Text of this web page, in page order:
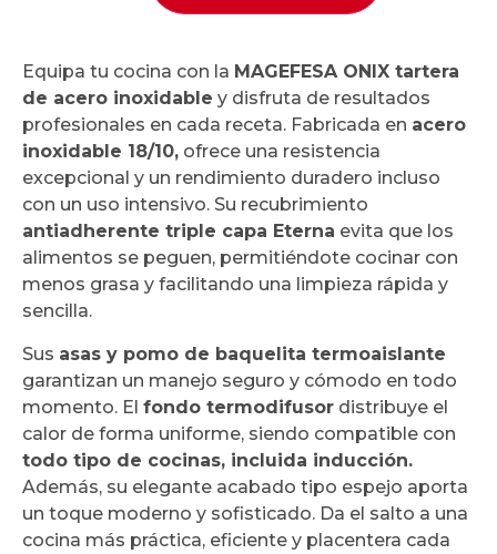
Equipa tu cocina con la MAGEFESA ONIX tartera
de acero inoxidable y disfruta de resultados
profesionales en cada receta. Fabricada en acero
inoxidable 18/10, ofrece una resistencia
excepcional y un rendimiento duradero incluso
con un uso intensivo. Su recubrimiento
antiadherente triple capa Eterna evita que los
alimentos se peguen, permitiéndote cocinar con
menos grasa y facilitando una limpieza rápida y
sencilla.
Sus asas y pomo de baquelita termoaislante
garantizan un manejo seguro y cómodo en todo
momento. El fondo termodifusor distribuye el
calor de forma uniforme, siendo compatible con
todo tipo de cocinas, incluida inducción.
Además, su elegante acabado tipo espejo aporta
un toque moderno y sofisticado. Da el salto a una
cocina más práctica, eficiente y placentera cada